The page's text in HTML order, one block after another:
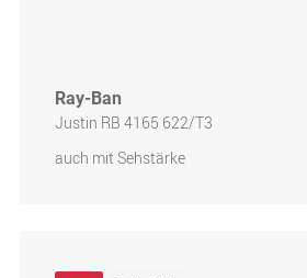
Ray-Ban
Justin RB 4165 622/T3
auch mit Sehstärke